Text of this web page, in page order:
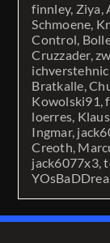
finnley, Ziya,
Schmoene,
Control,
Cruzzader,
Bratkalle,
Kowolski91,
loerres,
Ingmar,
Creoth,
jack6077x3,